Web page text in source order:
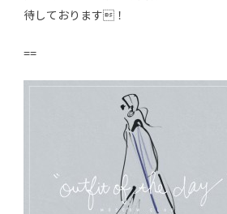
待しております！
==